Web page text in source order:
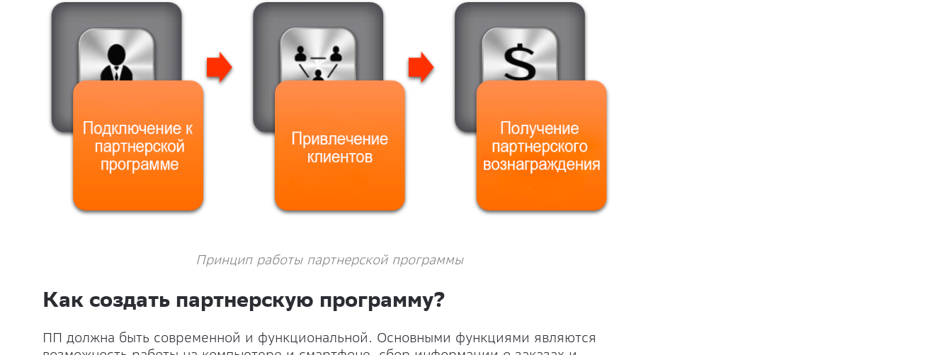
Принцип работы партнерской программы
Как создать партнерскую программу?
ПП должна быть современной и функциональной. Основными функциями являются